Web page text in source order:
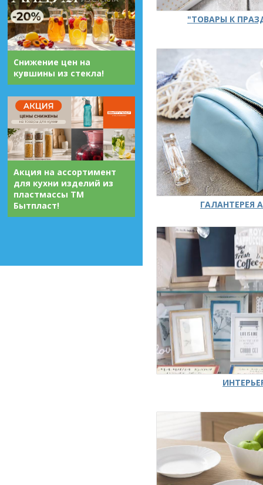
Снижение цен на
кувшины из стекла!
Акция на ассортимент
для кухни изделий из
пластмассы ТМ
Бытпласт!
"ТОВАРЫ К
ГАЛАНТЕРЕЯ